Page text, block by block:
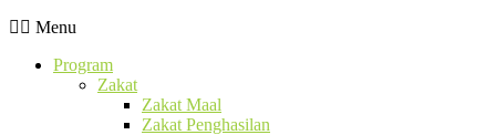
Menu
Program
Zakat
Zakat Maal
Zakat Penghasilan